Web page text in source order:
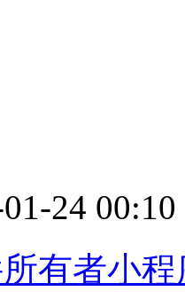
24 00:10
有者小